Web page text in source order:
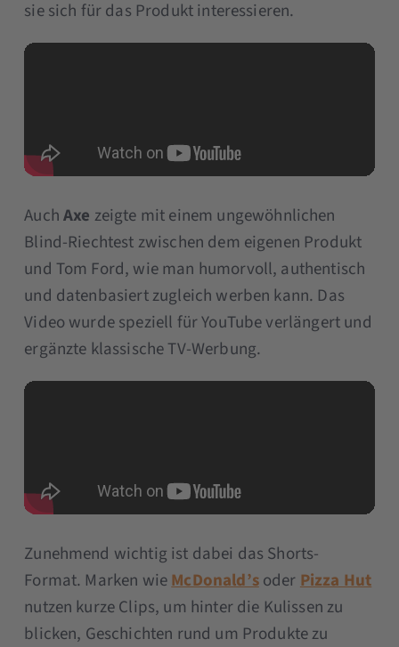
sie sich für das Produkt interessieren.
AuchAxe zeigte mit einem ungewöhnlichen
Blind-Riechtest zwischen dem eigenen Produkt
und Tom Ford, wie man humorvoll, authentisch
und datenbasiert zugleich werben kann. Das
Video wurde speziell für YouTube verlängert und
ergänzte klassische TV-Werbung.
Zunehmend wichtig ist dabei das Shorts-
Format. Marken wieMcDonald’soderPizza Hut
nutzen kurze Clips, um hinter die Kulissen zu
blicken, Geschichten rund um Produkte zu